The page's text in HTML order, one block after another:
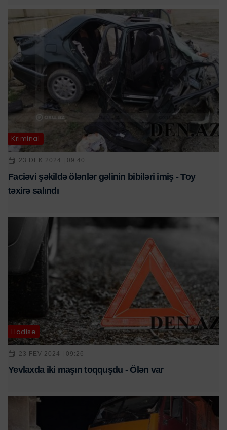
Kriminal
23 DEK 2024 | 09:40
Faciəvi şəkildə ölənlər gəlinin bibiləri imiş - Toy
təxirə salındı
Hadisə
23 FEV 2024 | 09:26
Yevlaxda iki maşın toqquşdu - Ölən var